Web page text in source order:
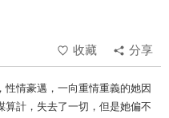
收藏
分享
情豪邁，一向重情重義的她因
計，失去了一切，但是她偏不